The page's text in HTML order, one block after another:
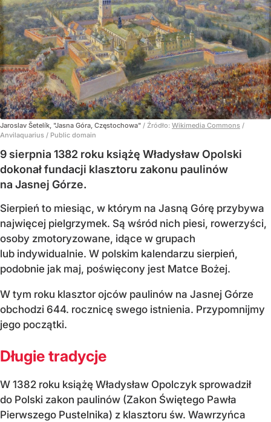
Jaroslav Šetelík, "Jasna Góra, Częstochowa" / Źródło: Wikimedia Commons /
Anvilaquarius / Public domain
9 sierpnia 1382 roku książę Władysław Opolski
dokonał fundacji klasztoru zakonu paulinów
na Jasnej Górze.
Sierpień to miesiąc, w którym na Jasną Górę przybywa
najwięcej pielgrzymek. Są wśród nich piesi, rowerzyści,
osoby zmotoryzowane, idące w grupach
lub indywidualnie. W polskim kalendarzu sierpień,
podobnie jak maj, poświęcony jest Matce Bożej.
W tym roku klasztor ojców paulinów na Jasnej Górze
obchodzi 644. rocznicę swego istnienia. Przypomnijmy
jego początki.
Długie tradycje
W 1382 roku książę Władysław Opolczyk sprowadził
do Polski zakon paulinów (Zakon Świętego Pawła
Pierwszego Pustelnika) z klasztoru św. Wawrzyńca